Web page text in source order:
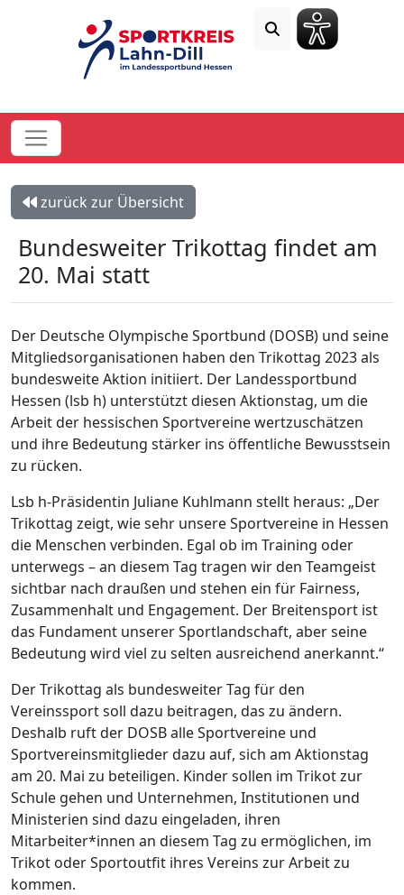
zurück zur Übersicht
Bundesweiter Trikottag findet am
20. Mai statt
Der Deutsche Olympische Sportbund (DOSB) und seine
Mitgliedsorganisationen haben den Trikottag 2023 als
bundesweite Aktion initiiert. Der Landessportbund
Hessen (lsb h) unterstützt diesen Aktionstag, um die
Arbeit der hessischen Sportvereine wertzuschätzen
und ihre Bedeutung stärker ins öffentliche Bewusstsein
zu rücken.
Lsb h-Präsidentin Juliane Kuhlmann stellt heraus: „Der
Trikottag zeigt, wie sehr unsere Sportvereine in Hessen
die Menschen verbinden. Egal ob im Training oder
unterwegs – an diesem Tag tragen wir den Teamgeist
sichtbar nach draußen und stehen ein für Fairness,
Zusammenhalt und Engagement. Der Breitensport ist
das Fundament unserer Sportlandschaft, aber seine
Bedeutung wird viel zu selten ausreichend anerkannt.“
Der Trikottag als bundesweiter Tag für den
Vereinssport soll dazu beitragen, das zu ändern.
Deshalb ruft der DOSB alle Sportvereine und
Sportvereinsmitglieder dazu auf, sich am Aktionstag
am 20. Mai zu beteiligen. Kinder sollen im Trikot zur
Schule gehen und Unternehmen, Institutionen und
Ministerien sind dazu eingeladen, ihren
Mitarbeiter*innen an diesem Tag zu ermöglichen, im
Trikot oder Sportoutfit ihres Vereins zur Arbeit zu
kommen.